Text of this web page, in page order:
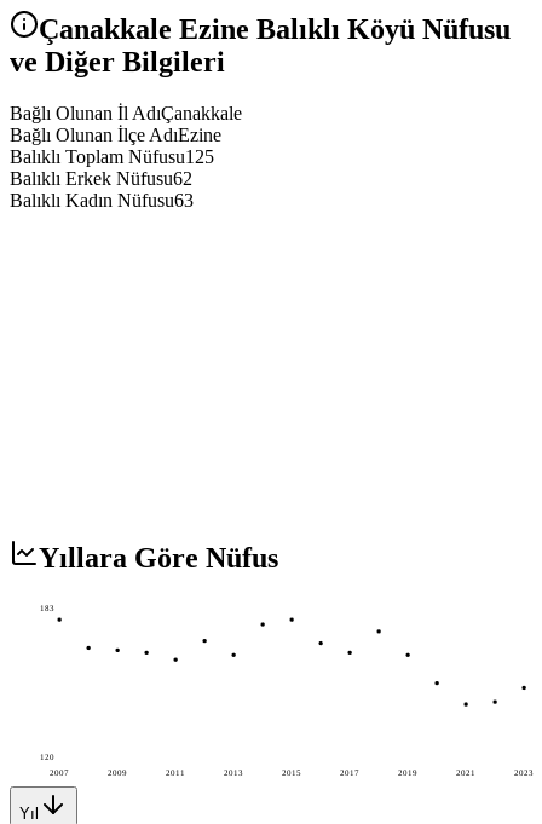
Çanakkale Ezine Balıklı Köyü Nüfusu
ve Diğer Bilgileri
Bağlı Olunan İl AdıÇanakkale
Bağlı Olunan İlçe AdıEzine
Balıklı Toplam Nüfusu125
Balıklı Erkek Nüfusu62
Balıklı Kadın Nüfusu63
Yıllara Göre Nüfus
2007 2009 2011 2013 2015 2017 2019 2021 2023
183
120
Yıl